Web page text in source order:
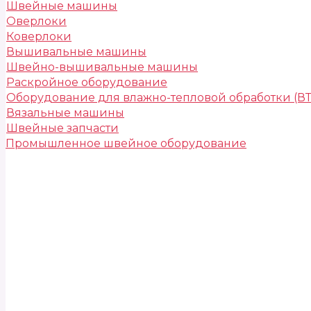
Швейные машины
Оверлоки
Коверлоки
Вышивальные машины
Швейно-вышивальные машины
Раскройное оборудование
Оборудование для влажно-тепловой обработки
Вязальные машины
Швейные запчасти
Промышленное швейное оборудование